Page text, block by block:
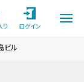
り
ログイン
ビル